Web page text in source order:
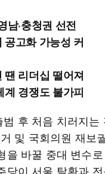
남·충청권 선전
공고화 가능성 커
땐 리더십 떨어져
계 경쟁도 불가피
후 처음 치러지는
및 국회의원 재보
을 바꿀 중대 변수
당이 서울 탈환과